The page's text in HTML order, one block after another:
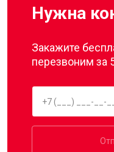
Нужна
Закажите
перезвоним за